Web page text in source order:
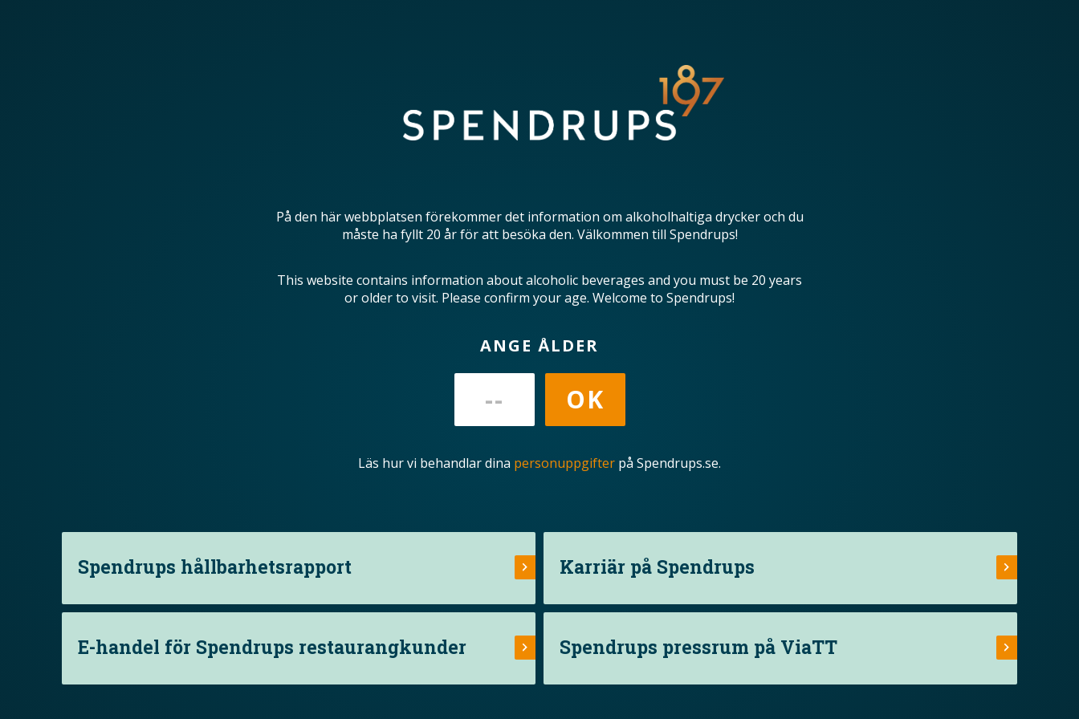
På den här webbplatsen förekommer det information om alkoholhaltiga drycker och du
måste ha fyllt 20 år för att besöka den. Välkommen till Spendrups!
This website contains information about alcoholic beverages and you must be 20 years
or older to visit. Please confirm your age. Welcome to Spendrups!
ANGE ÅLDER
Läs hur vi behandlar dina personuppgifter på Spendrups.se.
Spendrups hållbarhetsrapport Karriär på Spendrups
E-handel för Spendrups restaurangkunder Spendrups pressrum på ViaTT